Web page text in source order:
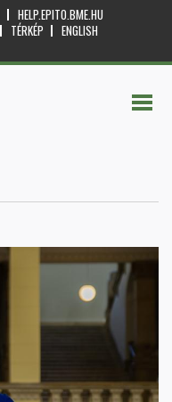
HELP.EPITO.BME.HU
TÉRKÉP
ENGLISH